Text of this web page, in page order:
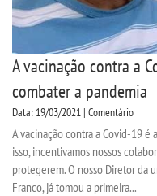
PORTARIAS
LOGIN
WEBMAIL
PORTAL DE ALUNOS
A vacinação contra a
combater a pandemia
Data: 19/03/2021 | Comentário
A vacinação contra a Covid-19
isso, incentivamos nossos
protegerem. O nosso Diretor da
Franco, já tomou a primeira...